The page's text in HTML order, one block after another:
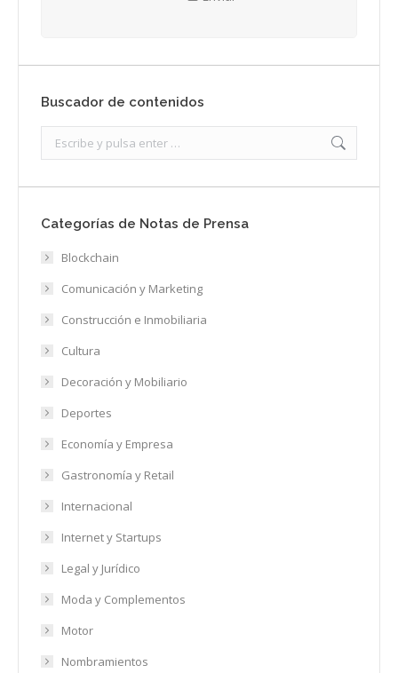
Buscador de contenidos
Categorías de Notas de Prensa
Blockchain
Comunicación y Marketing
Construcción e Inmobiliaria
Cultura
Decoración y Mobiliario
Deportes
Economía y Empresa
Gastronomía y Retail
Internacional
Internet y Startups
Legal y Jurídico
Moda y Complementos
Motor
Nombramientos